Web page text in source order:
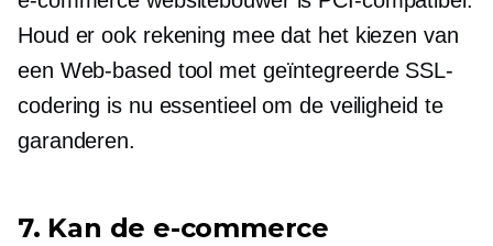
Houd er ook rekening mee dat het kiezen van
een Web-based tool met geïntegreerde SSL-
codering is nu essentieel om de veiligheid te
garanderen.
7. Kan de e-commerce